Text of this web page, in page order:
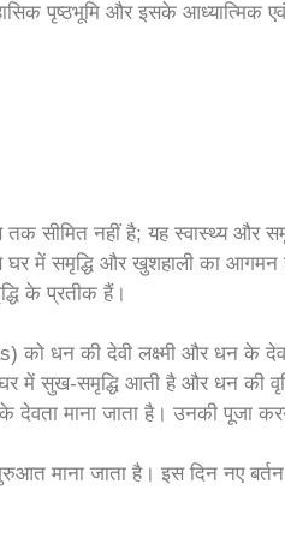
पृष्ठभूमि और इसके आध्यात्मिक एवं
नहीं है; यह स्वास्थ्य और
में समृद्धि और खुशहाली का आगमन
के प्रतीक हैं।
को धन की देवी लक्ष्मी और धन के
में सुख-समृद्धि आती है और धन की
देवता माना जाता है। उनकी पूजा
माना जाता है। इस दिन नए